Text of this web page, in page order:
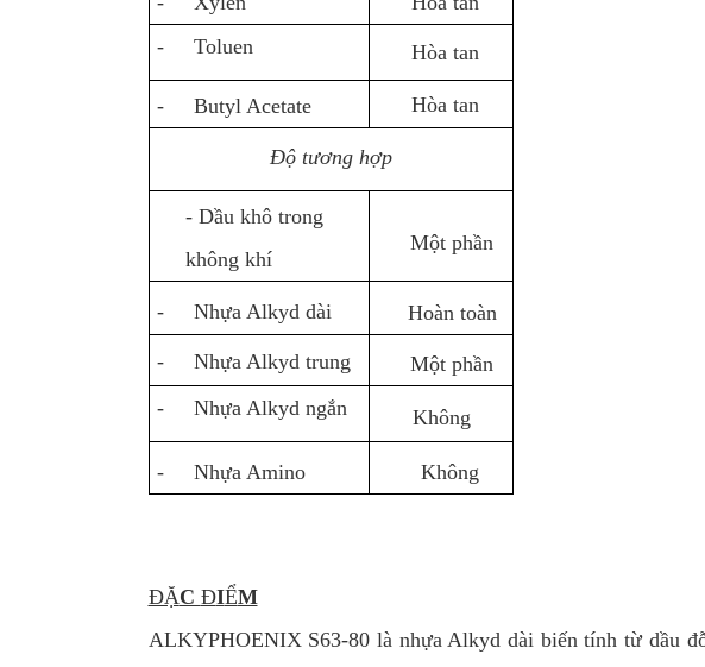
- Toluen
Hòa tan
- Butyl Acetate Hòa tan
Độ tương hợp
- Dầu khô trong
không khí
Một phần
- Nhựa Alkyd dài Hoàn toàn
- Nhựa Alkyd trung
Một phần
- Nhựa Alkyd ngắn
Không
- Nhựa Amino Không
ĐẶC ĐIỂM
ALKYPHOENIX S63-80 là nhựa Alkyd dài biến tính từ dầu